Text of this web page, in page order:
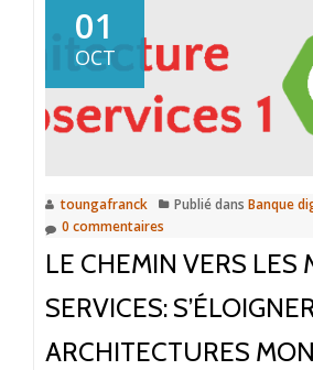
01
OCT
toungafranck Publié dans Banque
0 commentaires
LE CHEMIN VERS LES
SERVICES:
ARCHITECTURES